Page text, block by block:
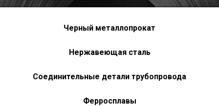
Черный металлопрокат
Нержавеющая сталь
Соединительные детали трубопровода
Ферросплавы